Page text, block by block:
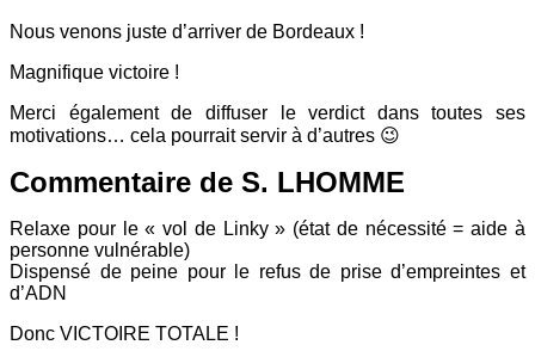
Nous venons juste d’arriver de Bordeaux !
Magnifique victoire !
Merci également de diffuser le verdict dans toutes ses
motivations… cela pourrait servir à d’autres 😉
Commentaire de S. LHOMME
Relaxe pour le « vol de Linky » (état de nécessité = aide à
personne vulnérable)
Dispensé de peine pour le refus de prise d’empreintes et
d’ADN
Donc VICTOIRE TOTALE !